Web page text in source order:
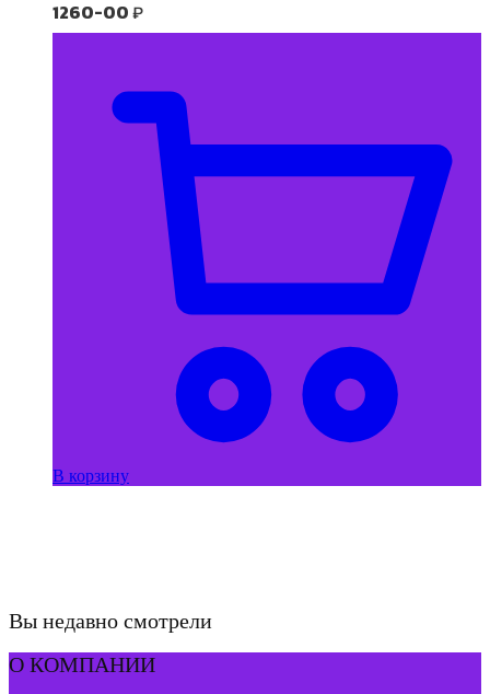
1260-00₽
В корзину
Вы недавно смотрели
О КОМПАНИИ